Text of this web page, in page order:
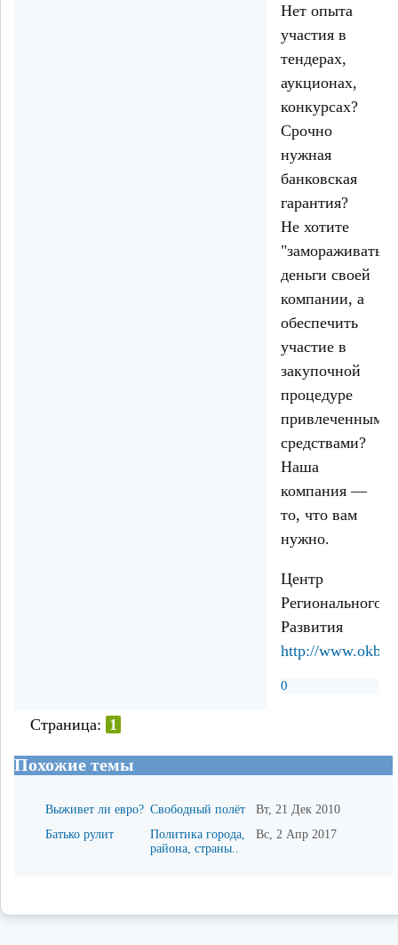
Нет опыта
участия в
тендерах,
аукционах,
конкурсах?
Срочно
нужная
банковская
гарантия?
Не хотите
"замораживать"
деньги своей
компании, а
обеспечить
участие в
закупочной
процедуре
привлеченными
средствами?
Наша
компания —
то, что вам
нужно.
Центр
Регионального
Развития
http://
0
Страница: 1
Похожие темы
Выживет ли евро? Свободный полёт
Вт, 21 Дек 2010
Батько рулит
Политика города,
района, страны..
Вс, 2 Апр 2017